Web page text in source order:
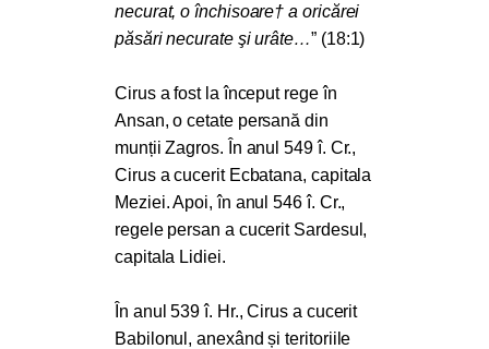
necurat, o închisoare† a oricărei
păsări necurate şi urâte…” (18:1)
Cirus a fost la început rege în
Ansan, o cetate persană din
munții Zagros. În anul 549 î. Cr.,
Cirus a cucerit Ecbatana, capitala
Meziei. Apoi, în anul 546 î. Cr.,
regele persan a cucerit Sardesul,
capitala Lidiei.
În anul 539 î. Hr., Cirus a cucerit
Babilonul, anexând și teritoriile